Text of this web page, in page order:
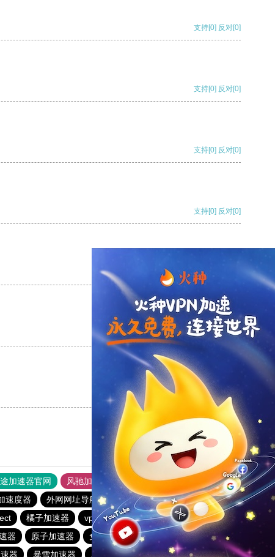
支持[0] 反对[0]
支持[0] 反对[0]
支持[0] 反对[0]
支持[0] 反对[0]
支持
支持[0] 反对[0]
支持[0] 反对[0]
加速器官网 风驰加速器
旋风加速器
速度器 外网网址导航 软件中心
蚂蚁加速器
橘子加速器 vp(永久免费)加速器
vp(永久免费)加速器
器 原子加速器 免费海外pvn加速器
银河加速器
器 暴雪加速器 暴雪加速器 银河加速器